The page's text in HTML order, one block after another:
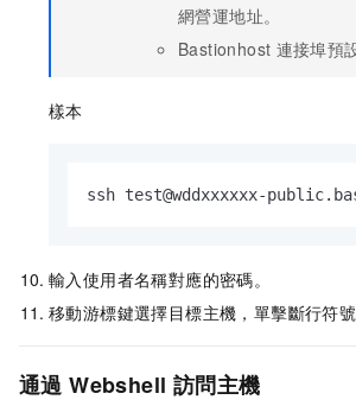
網營運地址。
Bastionhost 連接埠預
樣本
ssh test@wddxxxxxx-
輸入使用者名稱對應的密碼。
移動游標鍵選擇目標主機，單擊斷行符號
通過 Webshell 訪問主機